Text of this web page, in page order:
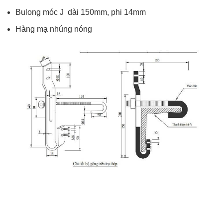
Bulong móc J dài 150mm, phi 14mm
Hàng mạ nhúng nóng